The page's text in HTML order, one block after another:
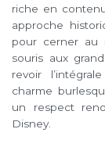
riche en
approche
pour cerner au
souris aux
revoir
charme
un respect
Disney.